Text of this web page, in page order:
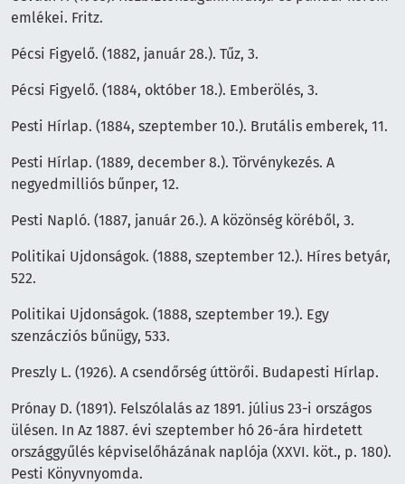
emlékei. Fritz.
Pécsi Figyelő. (1882, január 28.). Tűz, 3.
Pécsi Figyelő. (1884, október 18.). Emberölés, 3.
Pesti Hírlap. (1884, szeptember 10.). Brutális emberek, 11.
Pesti Hírlap. (1889, december 8.). Törvénykezés. A
negyedmilliós bűnper, 12.
Pesti Napló. (1887, január 26.). A közönség köréből, 3.
Politikai Ujdonságok. (1888, szeptember 12.). Híres betyár,
522.
Politikai Ujdonságok. (1888, szeptember 19.). Egy
szenzácziós bűnügy, 533.
Preszly L. (1926). A csendőrség úttörői. Budapesti Hírlap.
Prónay D. (1891). Felszólalás az 1891. július 23-i országos
ülésen. In Az 1887. évi szeptember hó 26-ára hirdetett
országgyűlés képviselőházának naplója (XXVI. köt., p. 180).
Pesti Könyvnyomda.